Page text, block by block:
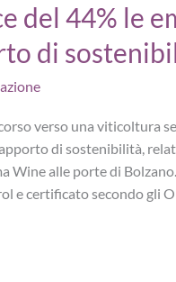
del 44% le
di
verso una viticoltura
di sostenibilità,
Wine alle porte di
e certificato secondo gli